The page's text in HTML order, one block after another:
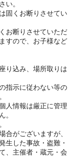
い。
固くお断りさせてい
お断りさせていただ
すので、お子様など
り込み、場所取りは
指示に従わない等の
人情報は厳正に管理
。
合がございますが、
生した事故・盗難・
、主催者・蔵元・会